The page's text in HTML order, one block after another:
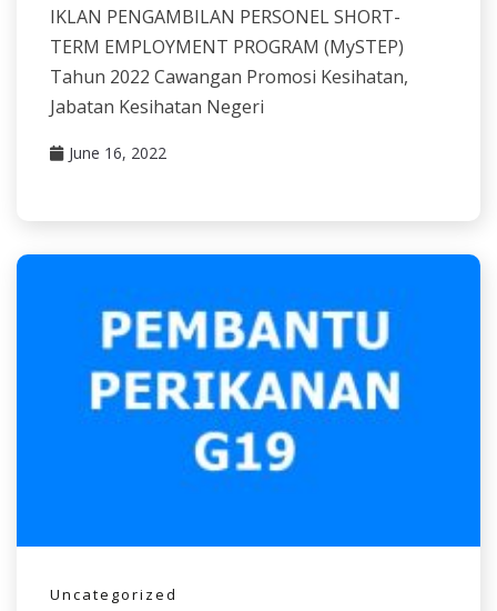
IKLAN PENGAMBILAN PERSONEL SHORT-
TERM EMPLOYMENT PROGRAM (MySTEP)
Tahun 2022 Cawangan Promosi Kesihatan,
Jabatan Kesihatan Negeri
June 16, 2022
Uncategorized